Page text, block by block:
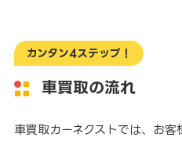
カンタン4ステップ！
車買取の流れ
車買取カーネクストでは、お